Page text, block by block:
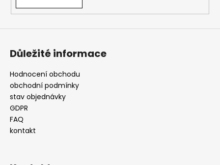
Důležité informace
Hodnocení obchodu
obchodní podmínky
stav objednávky
GDPR
FAQ
kontakt